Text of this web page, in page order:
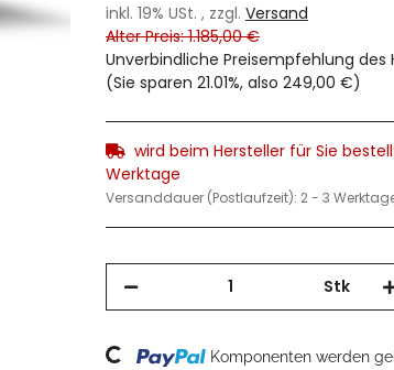
inkl. 19% USt. , zzgl. Versand
Alter Preis: 1.185,00 €
Unverbindliche Preisempfehlung des
(Sie sparen 21.01%, also 249,00 €)
wird beim Hersteller für Sie
Werktage
Versanddauer (Postlaufzeit): 2 - 3
Stk
Loading... Komponenten werden